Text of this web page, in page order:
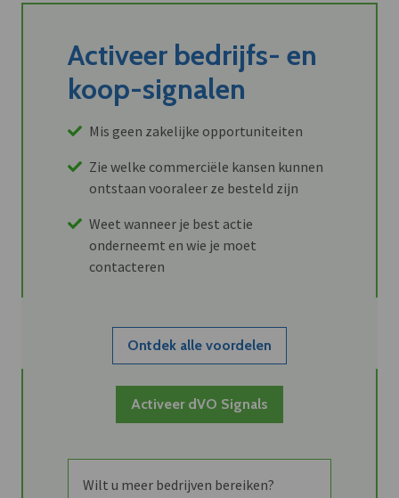
Activeer bedrijfs- en
koop-signalen
Mis geen zakelijke opportuniteiten
Zie welke commerciële kansen kunnen
ontstaan vooraleer ze besteld zijn
Weet wanneer je best actie
onderneemt en wie je moet
contacteren
Ontdek alle voordelen
Activeer dVO Signals
Wilt u meer bedrijven bereiken?